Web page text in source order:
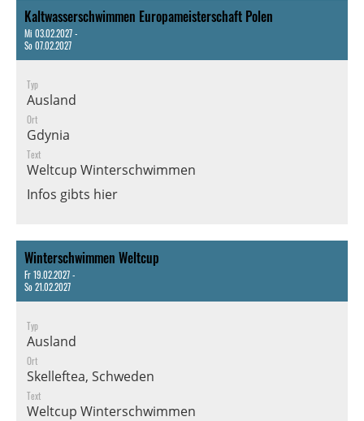
Kaltwasserschwimmen Europameisterschaft Polen
Mi 03.02.2027 -
So 07.02.2027
Typ
Ausland
Ort
Gdynia
Text
Weltcup Winterschwimmen
Infos gibts hier
Winterschwimmen Weltcup
Fr 19.02.2027 -
So 21.02.2027
Typ
Ausland
Ort
Skelleftea, Schweden
Text
Weltcup Winterschwimmen